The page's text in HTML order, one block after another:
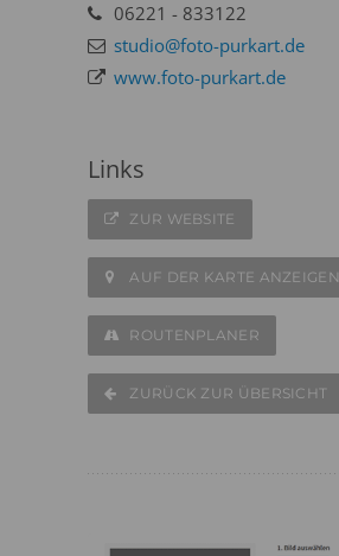
06221 - 833122
studio@foto-purkart.de
www.foto-purkart.de
Links
ZUR WEBSITE
AUF DER KARTE ANZEIGEN
ROUTENPLANER
ZURÜCK ZUR ÜBERSICHT